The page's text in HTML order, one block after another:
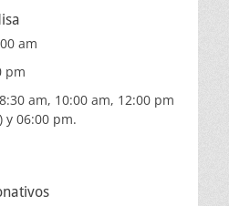
am
pm
am, 10:00 am, 12:00 pm
y 06:00 pm.